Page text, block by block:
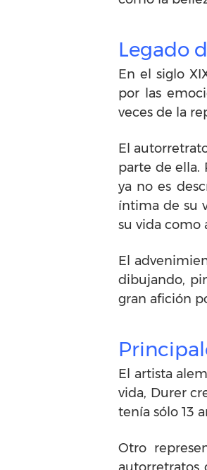
Legado
En el siglo
por las
veces de la
El
parte de ella.
ya no es
íntima de su
su vida como
El
dibujando,
gran afición
El artista
vida, Durer
tenía sólo 13
Otro